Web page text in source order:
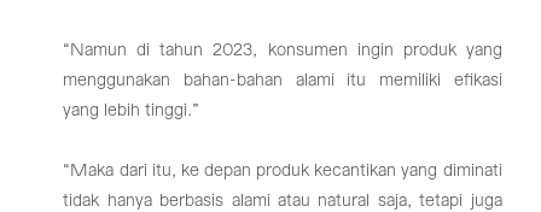
“Namun di tahun 2023, konsumen ingin produk yang
menggunakan bahan-bahan alami itu memiliki efikasi
yang lebih tinggi.”
“Maka dari itu, ke depan produk kecantikan yang diminati
tidak hanya berbasis alami atau natural saja, tetapi juga